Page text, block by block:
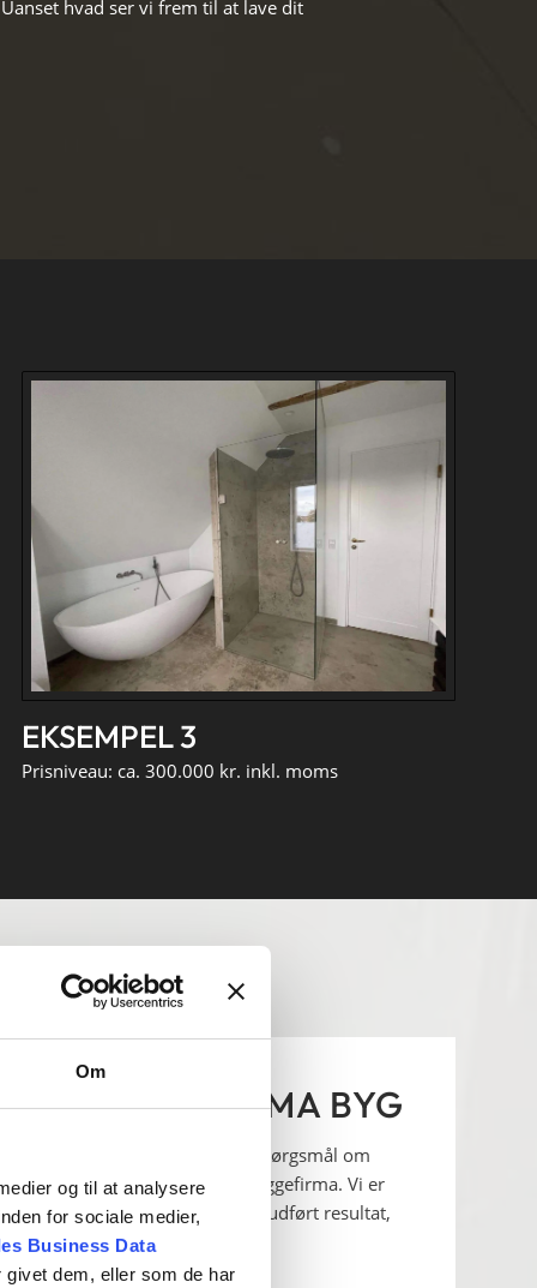
Om
og til at analysere
for sociale medier,
Business Data
dem, eller som de har
hvad ser vi frem til at lave dit
EKSEMPEL 3
Prisniveau: ca. 300.000 kr. inkl. moms
DU VÆLGE AMA BYG
er langt henad vejen et spørgsmål om
når du vælger os som dit byggefirma. Vi er
kan være sikker på at få et veludført resultat,
år.